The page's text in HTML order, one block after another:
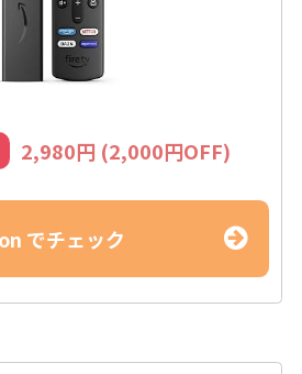
2,980円 (2,000円OFF)
でチェック